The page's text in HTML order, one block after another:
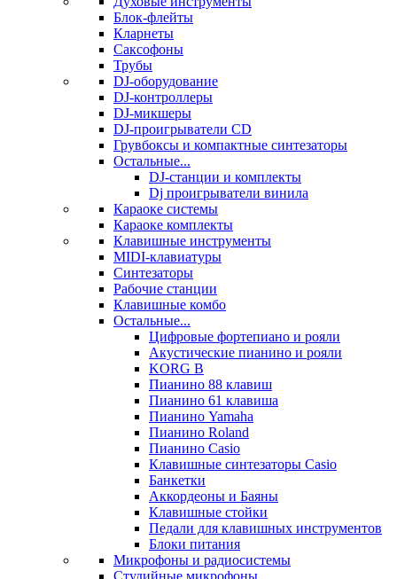
Блок-флейты
Кларнеты
Саксофоны
Трубы
DJ-оборудование
DJ-контроллеры
DJ-микшеры
DJ-проигрыватели CD
Грувбоксы и компактные синтезаторы
Остальные...
DJ-станции и комплекты
Dj проигрыватели винила
Караоке системы
Караоке комплекты
Клавишные инструменты
MIDI-клавиатуры
Синтезаторы
Рабочие станции
Клавишные комбо
Остальные...
Цифровые фортепиано и рояли
Акустические пианино и рояли
KORG B
Пианино 88 клавиш
Пианино 61 клавиша
Пианино Yamaha
Пианино Roland
Пианино Casio
Клавишные синтезаторы Casio
Банкетки
Аккордеоны и Баяны
Клавишные стойки
Педали для клавишных инструментов
Блоки питания
Микрофоны и радиосистемы
Студийные микрофоны